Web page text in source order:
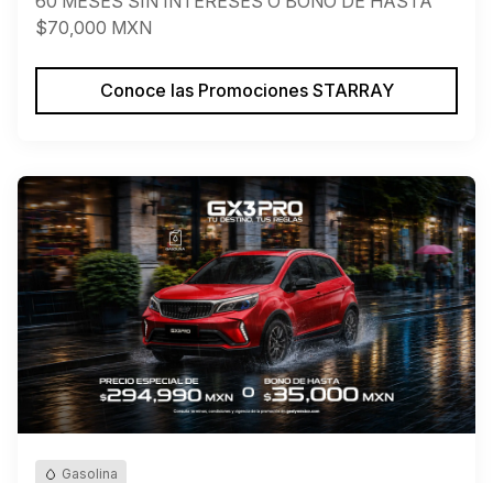
$70,000 MXN
Conoce las Promociones STARRAY
Gasolina